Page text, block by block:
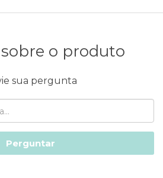
o produto
sua pergunta
Perguntar